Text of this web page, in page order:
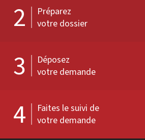
2
Préparez
votre dossier
3
Déposez
votre demande
4
Faites le suivi de
votre demande